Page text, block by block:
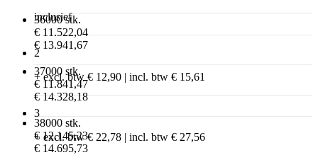
36000 stk.
€ 11.522,04
€ 13.941,67
37000 stk.
€ 11.841,47
€ 14.328,18
38000 stk.
€ 12.145,23
€ 14.695,73
inclusief
2
+ excl. btw € 12,90 | incl. btw € 15,61
3
+ excl. btw € 22,78 | incl. btw € 27,56